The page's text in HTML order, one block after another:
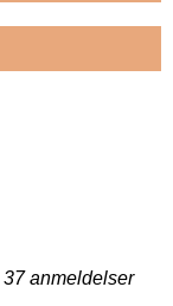
37anmeldelser